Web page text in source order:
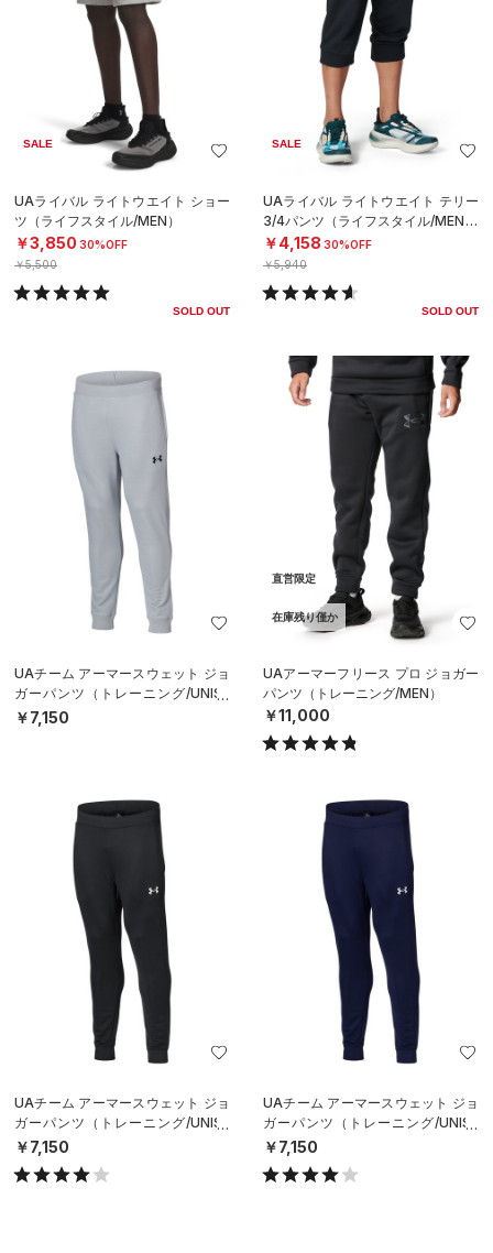
SALE
UAライバル ライトウエイト ショー
ツ（ライフスタイル/MEN）
￥3,850 30%OFF
￥5,500
SOLD OUT
SALE
UAライバル ライトウエイト テリー
3/4パンツ（ライフスタイル/MEN）
￥4,158 30%OFF
￥5,940
SOLD OUT
UAチーム アーマースウェット ジョ
ガーパンツ（トレーニング/UNISE
X）
￥7,150
直営限定
在庫残り僅か
UAアーマーフリース プロ ジョガー
パンツ（トレーニング/MEN）
￥11,000
UAチーム アーマースウェット ジョ
ガーパンツ（トレーニング/UNISE
X）
￥7,150
UAチーム アーマースウェット ジョ
ガーパンツ（トレーニング/UNISE
X）
￥7,150